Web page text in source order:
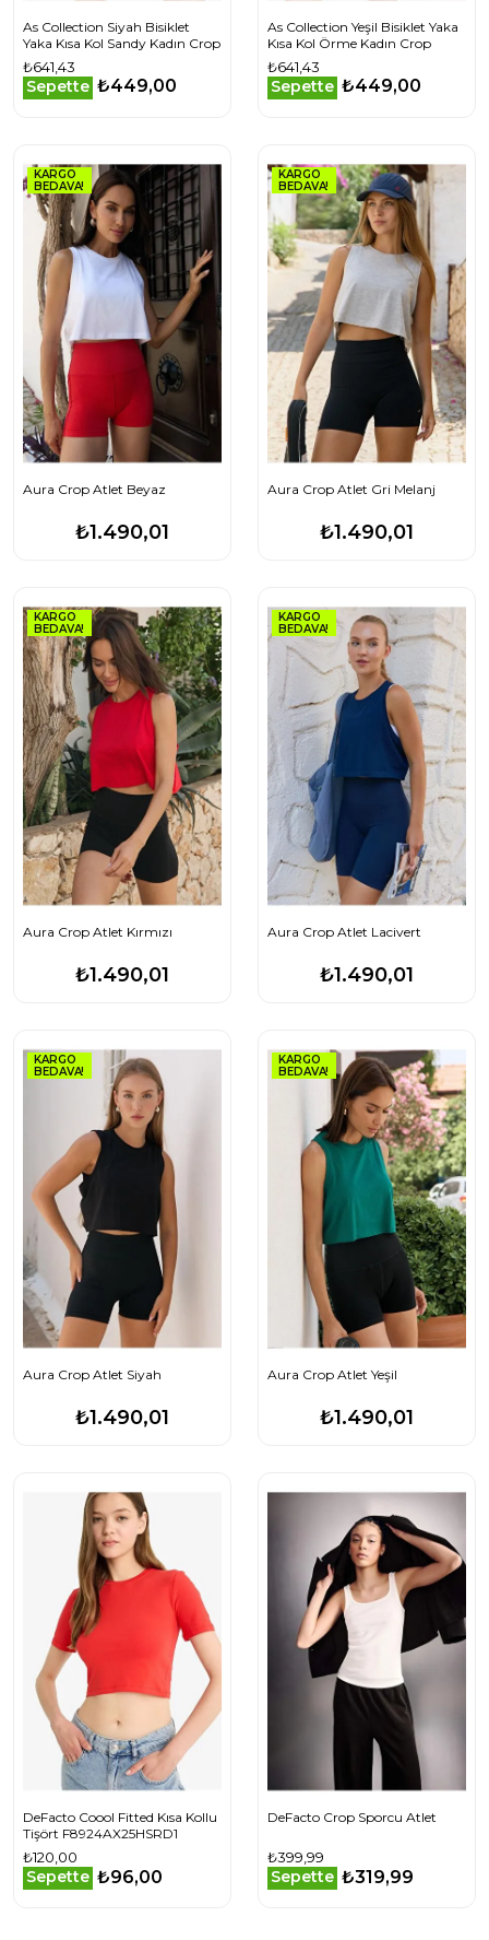
As Collection Siyah Bisiklet
Yaka Kısa Kol Sandy Kadın Crop
₺641,43
Sepette ₺449,00
As Collection Yeşil Bisiklet Yaka
Kısa Kol Örme Kadın Crop
₺641,43
Sepette ₺449,00
KARGO
BEDAVA!
Aura Crop Atlet Beyaz
₺1.490,01
KARGO
BEDAVA!
Aura Crop Atlet Gri Melanj
₺1.490,01
KARGO
BEDAVA!
Aura Crop Atlet Kırmızı
₺1.490,01
KARGO
BEDAVA!
Aura Crop Atlet Lacivert
₺1.490,01
KARGO
BEDAVA!
Aura Crop Atlet Siyah
₺1.490,01
KARGO
BEDAVA!
Aura Crop Atlet Yeşil
₺1.490,01
DeFacto Coool Fitted Kısa Kollu
Tişört F8924AX25HSRD1
₺120,00
Sepette ₺96,00
DeFacto Crop Sporcu Atlet
₺399,99
Sepette ₺319,99